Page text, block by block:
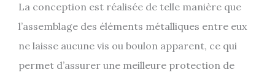
La conception est réalisée de telle manière que
l’assemblage des éléments métalliques entre eux
ne laisse aucune vis ou boulon apparent, ce qui
permet d’assurer une meilleure protection de